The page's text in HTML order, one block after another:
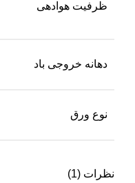
ظرفیت هوادهی
دهانه خروجی باد
نوع ورق
نظرات (1)